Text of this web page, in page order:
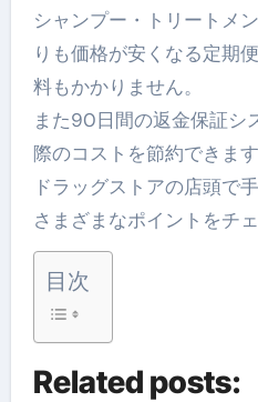
シャンプー・トリートメ
りも価格が安くなる定期
料もかかりません。
また90日間の返金保証シ
際のコストを節約できます
ドラッグストアの店頭で
さまざまなポイントをチ
目次
Related posts: